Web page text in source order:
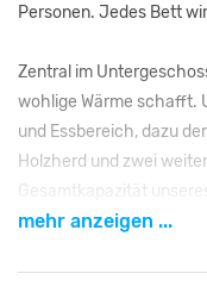
Personen. Jedes Bett
Zentral im
wohlige Wärme schafft.
und Essbereich, dazu
Holzherd und zwei
Gesamtkapazität
erhöhen. Ein großer
mehr anzeigen ...